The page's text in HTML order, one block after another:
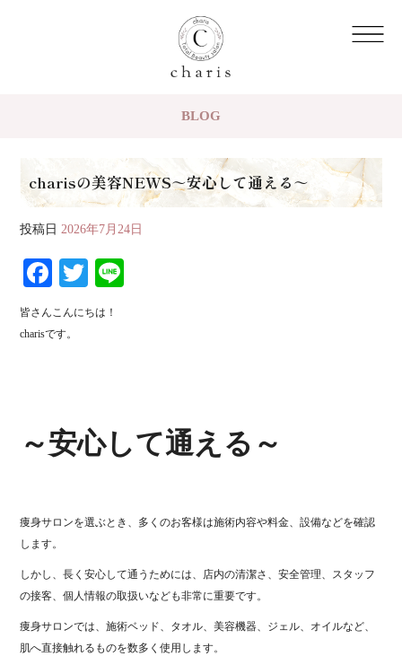
BLOG
charisの美容NEWS～安心して通える～
投稿日 2026年7月24日
Fa
ce
bo
T
wi
皆さんこんにちは！
charisです。
～安心して通える～
痩身サロンを選ぶとき、多くのお客様は施術内容や料金、設備などを確認
します。
しかし、長く安心して通うためには、店内の清潔さ、安全管理、スタッフ
の接客、個人情報の取扱いなども非常に重要です。
痩身サロンでは、施術ベッド、タオル、美容機器、ジェル、オイルなど、
肌へ直接触れるものを数多く使用します。